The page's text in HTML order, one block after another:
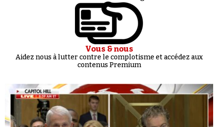
Vous & nous
Aidez nous à lutter contre le complotisme et accédez aux
contenus Premium